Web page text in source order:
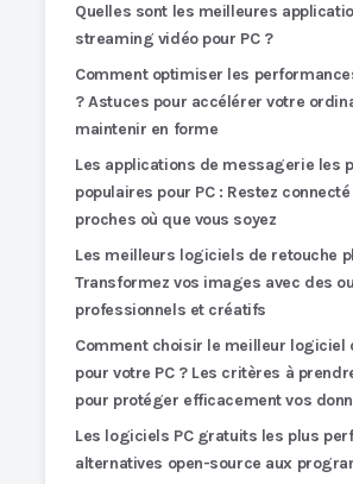
Quelles sont les meilleures
streaming vidéo pour PC ?
Comment optimiser les
? Astuces pour accélérer votre
maintenir en forme
Les applications de messagerie les
populaires pour PC : Restez
proches où que vous soyez
Les meilleurs logiciels de retouche
Transformez vos images avec des
professionnels et créatifs
Comment choisir le meilleur logiciel
pour votre PC ? Les critères à
pour protéger efficacement vos
Les logiciels PC gratuits les plus
alternatives open-source aux